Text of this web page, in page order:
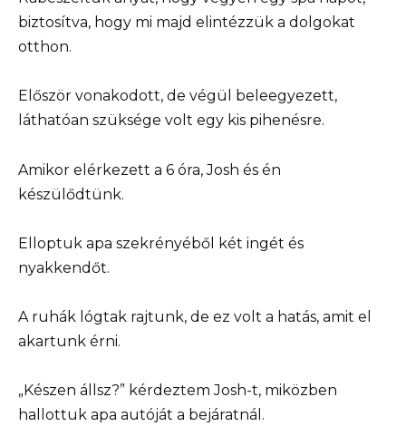
biztosítva, hogy mi majd elintézzük a dolgokat
otthon.
Először vonakodott, de végül beleegyezett,
láthatóan szüksége volt egy kis pihenésre.
Amikor elérkezett a 6 óra, Josh és én
készülődtünk.
Elloptuk apa szekrényéből két ingét és
nyakkendőt.
A ruhák lógtak rajtunk, de ez volt a hatás, amit el
akartunk érni.
„Készen állsz?” kérdeztem Josh-t, miközben
hallottuk apa autóját a bejáratnál.